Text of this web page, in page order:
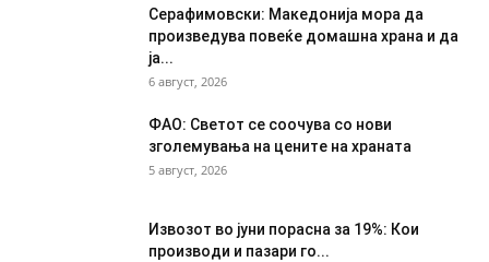
Серафимовски: Македонија мора да
произведува повеќе домашна храна и да
ја...
6 август, 2026
ФАО: Светот се соочува со нови
зголемувања на цените на храната
5 август, 2026
Извозот во јуни порасна за 19%: Кои
производи и пазари го...